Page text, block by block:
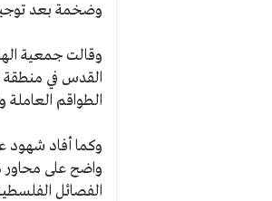
وضخمة بعد
وقالت جمعية
القدس في منطقة
الطواقم العاملة
وكما أفاد شهود
واضح على محاور
الفصائل